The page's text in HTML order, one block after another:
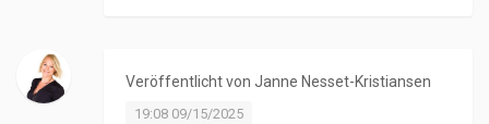
Veröffentlicht von Janne Nesset-Kristiansen
19:08 09/15/2025